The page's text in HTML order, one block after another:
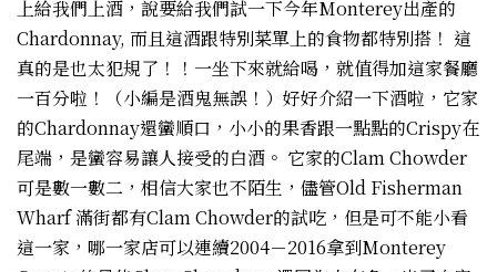
上給我們上酒，說要給我們試一下今年Monterey出產的
Chardonnay, 而且這酒跟特別菜單上的食物都特別搭！ 這
真的是也太犯規了！！一坐下來就給喝，就值得加這家餐廳
一百分啦！（小編是酒鬼無誤！）好好介紹一下酒啦，它家
的Chardonnay還蠻順口，小小的果香跟一點點的Crispy在
尾端，是蠻容易讓人接受的白酒。 它家的Clam Chowder
可是數一數二，相信大家也不陌生，儘管Old Fisherman
Wharf 滿街都有Clam Chowder的試吃，但是可不能小看
這一家，哪一家店可以連續2004－2016拿到Monterey